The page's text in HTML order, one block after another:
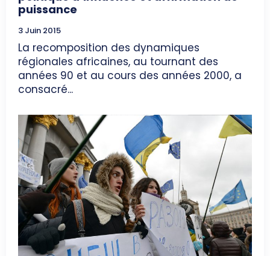
puissance
3 Juin 2015
La recomposition des dynamiques
régionales africaines, au tournant des
années 90 et au cours des années 2000, a
consacré...